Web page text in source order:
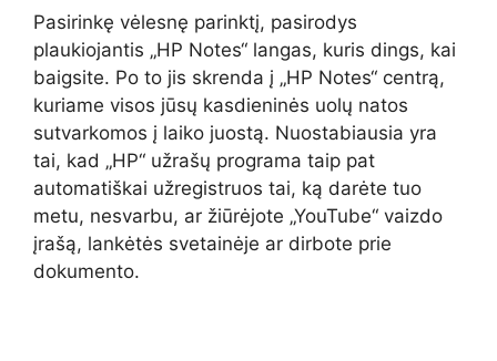
Pasirinkę vėlesnę parinktį, pasirodys
plaukiojantis „HP Notes“ langas, kuris dings, kai
baigsite. Po to jis skrenda į „HP Notes“ centrą,
kuriame visos jūsų kasdieninės uolų natos
sutvarkomos į laiko juostą. Nuostabiausia yra
tai, kad „HP“ užrašų programa taip pat
automatiškai užregistruos tai, ką darėte tuo
metu, nesvarbu, ar žiūrėjote „YouTube“ vaizdo
įrašą, lankėtės svetainėje ar dirbote prie
dokumento.